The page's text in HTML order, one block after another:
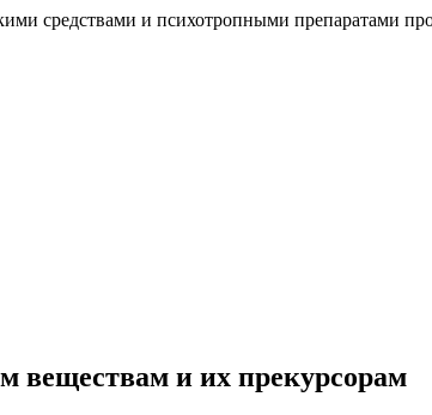
средствами и психотропными препаратами
веществам и их прекурсорам